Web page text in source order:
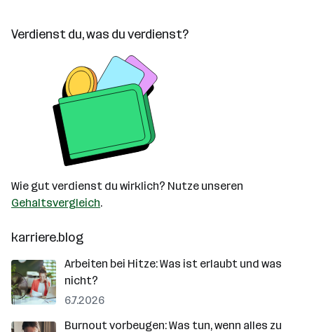
Verdienst du, was du verdienst?
Wie gut verdienst du wirklich? Nutze unseren
Gehaltsvergleich.
karriere.blog
Arbeiten bei Hitze: Was ist erlaubt und was
nicht?
6.7.2026
Burnout vorbeugen: Was tun, wenn alles zu